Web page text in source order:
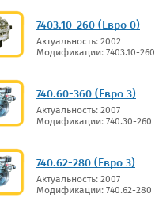
7403.10-260 (Евро 0)
Актуальность: 2002
Модификации: 7403.10-260
740.60-360 (Евро 3)
Актуальность: 2007
Модификации: 740.30-260
740.62-280 (Евро 3)
Актуальность: 2007
Модификации: 740.62-280